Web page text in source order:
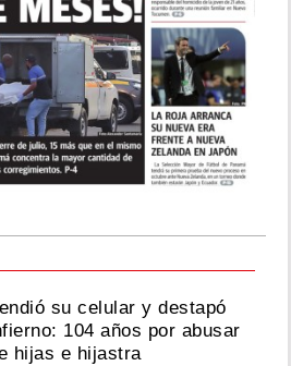
su celular y destapó
104 años por abusar
hijas e hijastra